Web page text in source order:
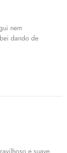
nem
dando de
e suave,